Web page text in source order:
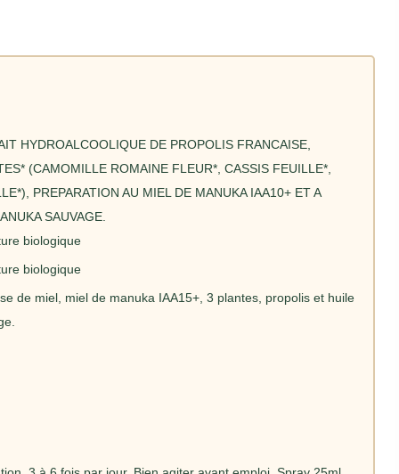
HYDROALCOOLIQUE DE PROPOLIS FRANCAISE,
(CAMOMILLE ROMAINE FLEUR*, CASSIS FEUILLE*,
PREPARATION AU MIEL DE MANUKA IAA10+ ET A
SAUVAGE.
biologique
biologique
de miel, miel de manuka IAA15+, 3 plantes, propolis et huile